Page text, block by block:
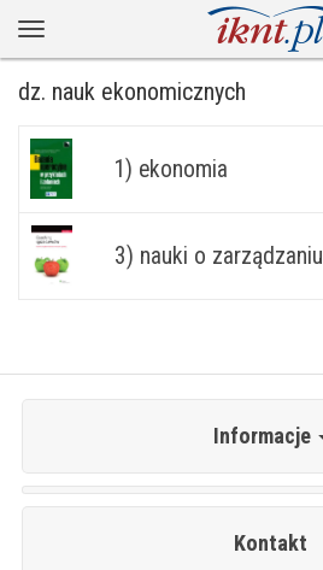
dz. nauk ekonomicznych
1) ekonomia
3) nauki o zarządzaniu
Informacje
Kontakt